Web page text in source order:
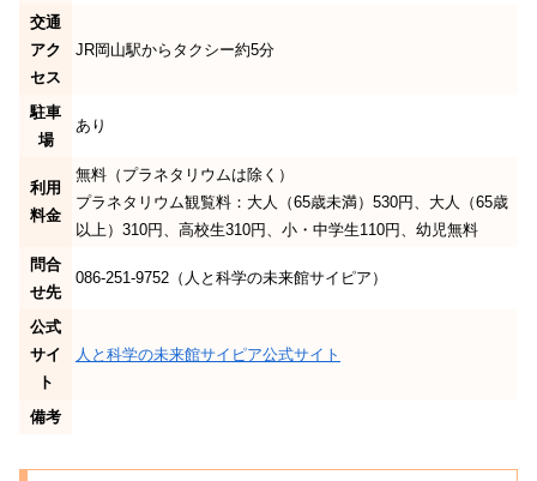
交通
アク
セス
JR岡山駅からタクシー約5分
駐車
場
あり
利用
料金
無料（プラネタリウムは除く）
プラネタリウム観覧料：大人（65歳未満）530円、大人（65歳
以上）310円、高校生310円、小・中学生110円、幼児無料
問合
せ先
086-251-9752（人と科学の未来館サイピア）
公式
サイ
ト
人と科学の未来館サイピア公式サイト
備考